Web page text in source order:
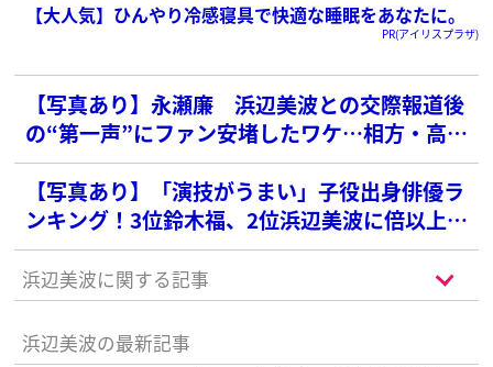
【大人気】ひんやり冷感寝具で快適な睡眠をあなたに。
PR(アイリスプラザ)
【写真あり】永瀬廉 浜辺美波との交際報道後
の“第一声”にファン安堵したワケ…相方・高橋
海人との違いも
【写真あり】「演技がうまい」子役出身俳優ラ
ンキング！3位鈴木福、2位浜辺美波に倍以上差
をつけた1位は？
浜辺美波に関する記事
浜辺美波の最新記事